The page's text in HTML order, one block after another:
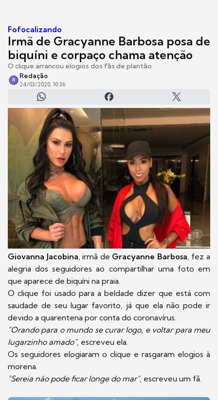
Fofocalizando
Irmã de Gracyanne Barbosa posa de
biquíni e corpaço chama atenção
O clique arrancou elogios dos fãs de plantão
R
Redação
24/03/2020, 10:36
Giovanna Jacobina , irmã de Gracyanne Barbosa , fez a
alegria dos seguidores ao compartilhar uma foto em
que aparece de biquíni na praia.
O clique foi usado para a beldade dizer que está com
saudade de seu lugar favorito, já que ela não pode ir
devido a quarentena por conta do coronavírus.
"Orando para o mundo se curar logo, e voltar para meu
lugarzinho amado", escreveu ela.
Os seguidores elogiaram o clique e rasgaram elogios à
morena.
"Sereia não pode ficar longe do mar", escreveu um fã.